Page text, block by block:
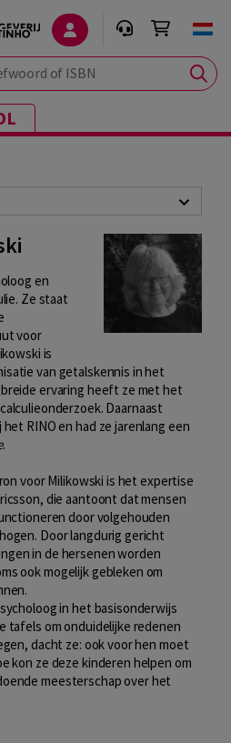
of ISBN
en
Ze staat
voor
is
van getalskennis in het
ervaring heeft ze met het
Daarnaast
RINO en had ze jarenlang een
.
voor Milikowski is het expertise
die aantoont dat mensen
door volgehouden
Door langdurig gericht
in de hersenen worden
ook mogelijk gebleken om
in het basisonderwijs
tafels om onduidelijke redenen
dacht ze: ook voor hen moet
kon ze deze kinderen helpen om
meesterschap over het